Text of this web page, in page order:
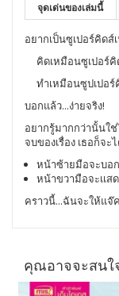
จุดเด่นของเล่มนี้
อยากเป็นซูเปอร์คิดส์
คิดเหมือนซูเปอร์
ทำเหมือนซูปเปอร์
บอกแล้ว...ง่ายจริง!
อยากรู้มากกว่านั้นใ
จบของเรื่อง เธอก็จ
หน้าซ้ายมือจะบอ
หน้าขวามือจะเเส
คราวนี้...ฉันจะให้แจ๊
คุณอาจจะสนใ